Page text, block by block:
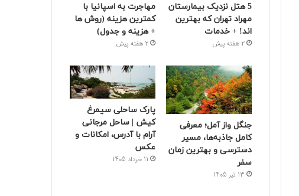
5 هتل نزدیک بیمارستان
مهراد تهران که بهترین‌
اند! + خدمات
2 هفته پیش
مهاجرت به اسپانیا با
کمترین هزینه (روش ها
+ هزینه و جدول)
2 هفته پیش
جنگل واز آمل؛ معرفی
کامل جاذبه‌ها، مسیر
دسترسی و بهترین زمان
سفر
13 تیر 1405
پارک ساحلی سیمرغ
کیش | ساحل مرجانی
آرام با آدرس، امکانات و
عکس
11 خرداد 1405